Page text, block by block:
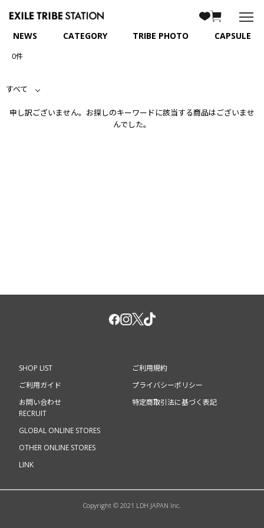
NEWS CATEGORY TRIBE PHOTO CAPSULE
0件
すべて
申し訳ございません。お探しのキーワードに該当する商品はございませ
んでした。
SHOP LIST
ご利用ガイド
お問い合わせ
ご利用規約
プライバシーポリシー
特定商取引法に基づく表記
RECRUIT
GLOBAL ONLINE STORES
OTHER ONLINE STORES
LINK
Copyright © 2021 LDH JAPAN Inc.